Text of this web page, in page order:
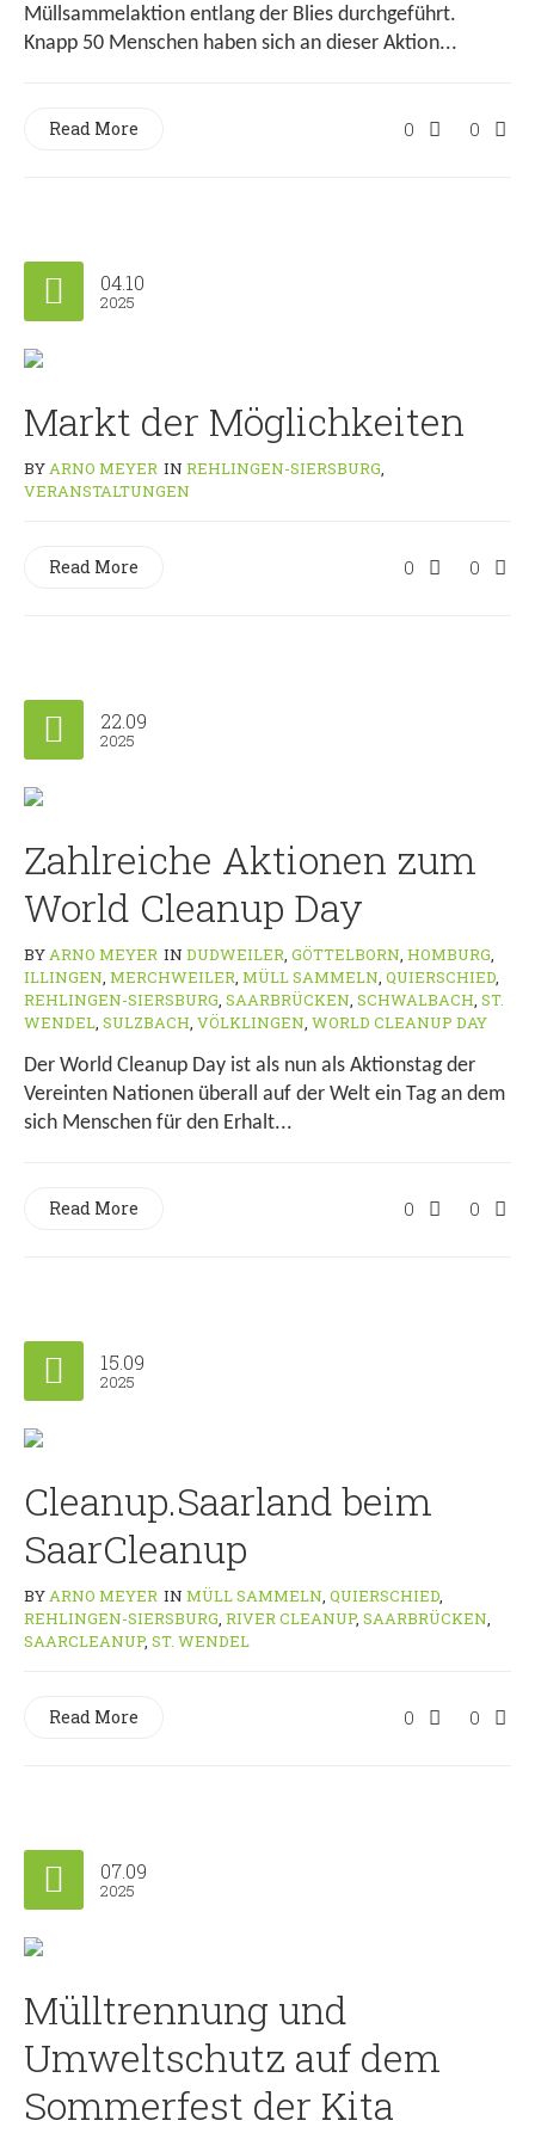
Müllsammelaktion entlang der Blies durchgeführt.
Knapp 50 Menschen haben sich an dieser Aktion...
0 0
Read More
04.10
2025
Markt der Möglichkeiten
BYARNO MEYER IN REHLINGEN-SIERSBURG,
VERANSTALTUNGEN
0 0
Read More
22.09
2025
Zahlreiche Aktionen zum
World Cleanup Day
BYARNO MEYER IN DUDWEILER, GÖTTELBORN, HOMBURG,
ILLINGEN, MERCHWEILER, MÜLL SAMMELN, QUIERSCHIED,
REHLINGEN-SIERSBURG, SAARBRÜCKEN, SCHWALBACH, ST.
WENDEL, SULZBACH, VÖLKLINGEN, WORLD CLEANUP DAY
Der World Cleanup Day ist als nun als Aktionstag der
Vereinten Nationen überall auf der Welt ein Tag an dem
sich Menschen für den Erhalt...
0 0
Read More
15.09
2025
Cleanup.Saarland beim
SaarCleanup
BYARNO MEYER IN MÜLL SAMMELN, QUIERSCHIED,
REHLINGEN-SIERSBURG, RIVER CLEANUP, SAARBRÜCKEN,
SAARCLEANUP, ST. WENDEL
0 0
Read More
07.09
2025
Mülltrennung und
Umweltschutz auf dem
Sommerfest der Kita